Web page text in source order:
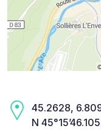
45.2628,
N